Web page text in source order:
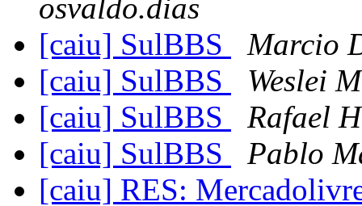
osvaldo.dias
[caiu] SulBBS
Marcio
[caiu] SulBBS
Weslei
[caiu] SulBBS
Rafael
[caiu] SulBBS
Pablo
[caiu] RES: